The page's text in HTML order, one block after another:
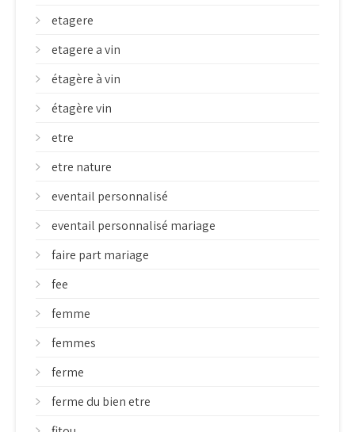
etagere
etagere a vin
étagère à vin
étagère vin
etre
etre nature
eventail personnalisé
eventail personnalisé mariage
faire part mariage
fee
femme
femmes
ferme
ferme du bien etre